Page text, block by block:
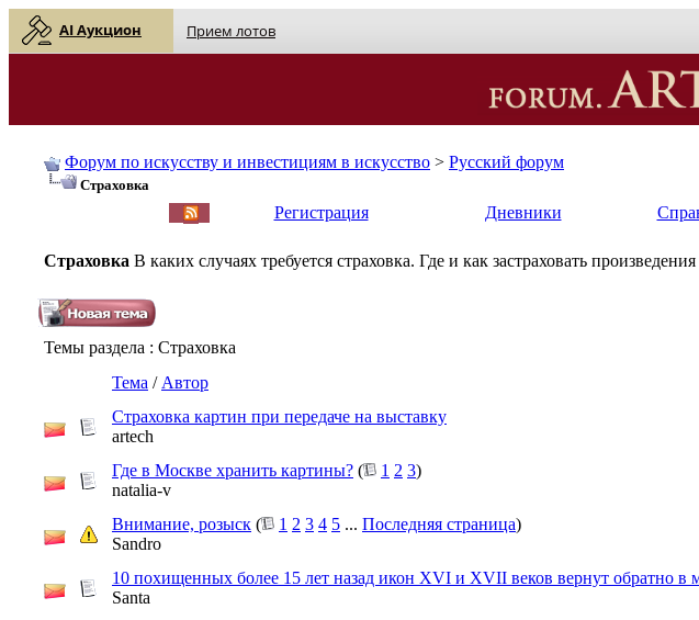
AI Аукцион Прием лотов
Форум по искусству и инвестициям в искусство > Русский форум
Страховка
Регистрация Дневники
Страховка В каких случаях требуется страховка. Где и как застраховать
Темы раздела : Страховка
Тема / Автор
Страховка картин при передаче на выставку
artech
Где в Москве хранить картины? ( 1 2 3)
natalia-v
Внимание, розыск ( 1 2 3 4 5 ... Последняя страница)
Sandro
10 похищенных более 15 лет назад икон XVI и XVII веков вернут обратно в
Santa